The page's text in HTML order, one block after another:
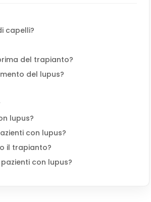
capelli?
del trapianto?
del lupus?
lupus?
con lupus?
il trapianto?
con lupus?